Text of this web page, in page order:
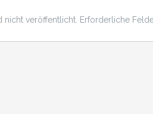
nicht veröffentlicht. Erforderliche